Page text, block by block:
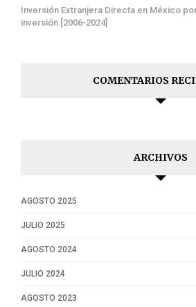
Inversión Extranjera Directa en México
inversión [2006-2024]
COMENTARIOS
ARCHIVOS
AGOSTO 2025
JULIO 2025
AGOSTO 2024
JULIO 2024
AGOSTO 2023